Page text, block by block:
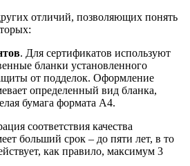
отличий, позволяющих понять
. Для сертификатов используют
бланки установленного
от подделок. Оформление
определенный вид бланка,
бумага формата А4.
соответствия качества
больший срок – до пяти лет, в то
как правило, максимум 3